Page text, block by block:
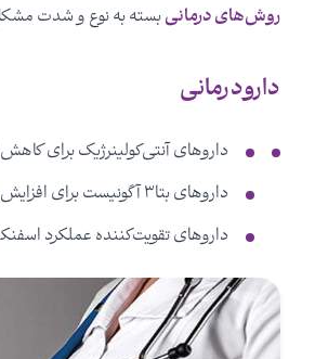
روش‌های درمانیبسته به نوع و شدت
دارودرمانی
داروهای آنتی‌کولینرژیک برای
داروهای بتا۳ آگونیست برای افزایش ظرفیت مثانه
داروهای تقویت‌کننده عملکرد